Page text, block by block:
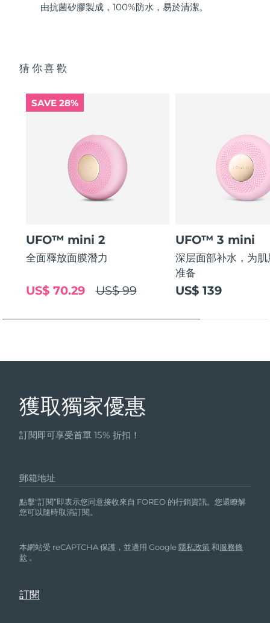
由抗菌矽膠製成，100%防水，易於清潔。
猜你喜歡
SAVE 28%
UFO™ mini 2
全面釋放面膜潛力
US$ 99
US$ 70.29
UFO™ 3 mini
深层面部补水，为
准备
US$ 139
獲取獨家優惠
訂閱即可享受首單 15% 折扣！
郵箱地址
點擊“訂閱”即表示您同意接收來自 FOREO 的行銷資訊。您還瞭解
您可以隨時取消訂閱。
本網站受 reCAPTCHA 保護，並適用 Google隱私政策 和服務條
款 。